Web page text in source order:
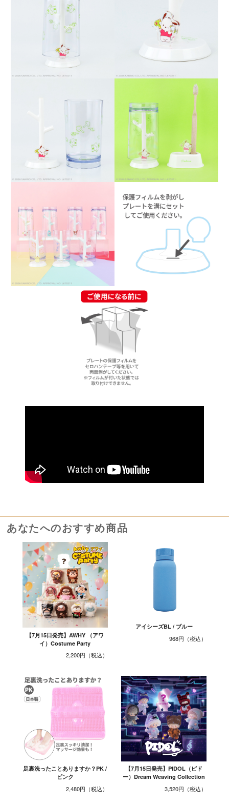
あなたへのおすすめ商品
【7月15日発売】AWHY （アワ
イ）Costume Party
2,200円
アイシーズBL / ブルー
968円
足裏洗ったことありますか？PK /
ピンク
2,480円
【7月15日発売】PIDOL（ピド
ー）Dream Weaving Collection
3,520円